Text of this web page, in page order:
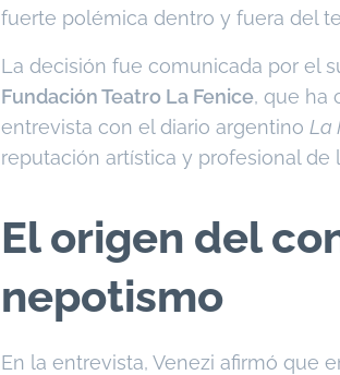
fuerte polémica dentro y fuera del
La decisión fue comunicada por el
Fundación Teatro La Fenice, que ha
entrevista con el diario argentino La
reputación artística y profesional de
El origen del
nepotismo
En la entrevista, Venezi afirmó que